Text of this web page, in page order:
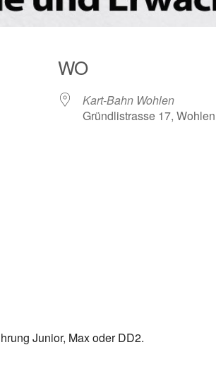
WO
Kart-Bahn Wohlen
Gründlistrasse 17,
Junior, Max oder DD2.